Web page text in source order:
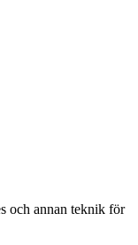
och annan teknik för